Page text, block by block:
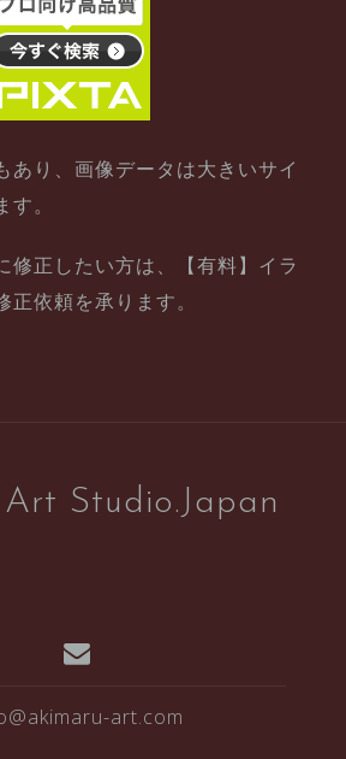
あり、画像データは大きいサイ
。
修正したい方は、【有料】イラ
依頼を承ります。
Studio.Japan
art.com